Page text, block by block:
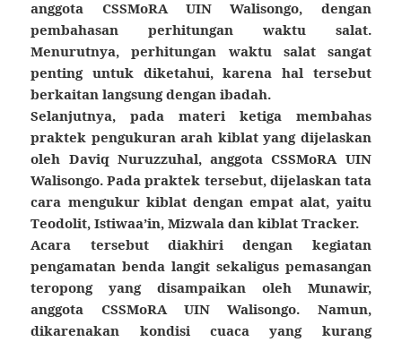
anggota CSSMoRA UIN Walisongo, dengan
pembahasan perhitungan waktu salat.
Menurutnya, perhitungan waktu salat sangat
penting untuk diketahui, karena hal tersebut
berkaitan langsung dengan ibadah.
Selanjutnya, pada materi ketiga membahas
praktek pengukuran arah kiblat yang dijelaskan
oleh Daviq Nuruzzuhal, anggota CSSMoRA UIN
Walisongo. Pada praktek tersebut, dijelaskan tata
cara mengukur kiblat dengan empat alat, yaitu
Teodolit, Istiwaa’in, Mizwala dan kiblat Tracker.
Acara tersebut diakhiri dengan kegiatan
pengamatan benda langit sekaligus pemasangan
teropong yang disampaikan oleh Munawir,
anggota CSSMoRA UIN Walisongo. Namun,
dikarenakan kondisi cuaca yang kurang